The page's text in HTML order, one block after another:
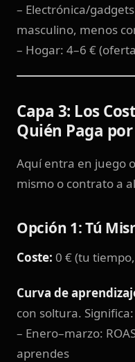
– Electrónica/
masculino, menos
– Hogar: 4–6 €
Capa 3: Los
Quién Paga
Aquí entra en juego
mismo o contrato a
Opción 1: Tú
Coste: 0 € (tu
Curva de
con soltura. Significa:
– Enero–marzo:
aprendes